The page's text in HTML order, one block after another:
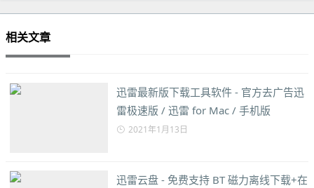
相关文章
迅雷最新版下载工具软件 - 官方去广告迅
雷极速版 / 迅雷 for Mac / 手机版
2021年1月13日
迅雷云盘 - 免费支持 BT 磁力离线下载+在